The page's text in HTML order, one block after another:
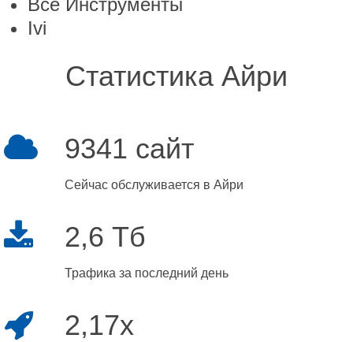
Все Инструменты
Ivi
Статистика Айри
9341 сайт
Сейчас обслуживается в Айри
2,6 Тб
Трафика за последний день
2,17x